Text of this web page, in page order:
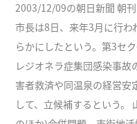
2003/12/09の朝日新聞 朝
市長は8日、来年3月に行
らかにしたという。第3セ
レジオネラ症集団感染事
害者救済や同温泉の経営安
して、立候補するという。